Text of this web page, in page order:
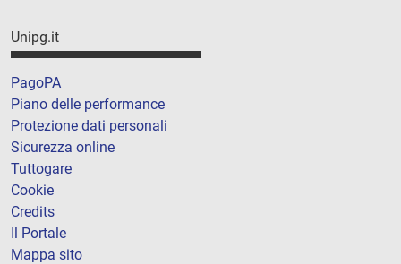
Unipg.it
PagoPA
Piano delle performance
Protezione dati personali
Sicurezza online
Tuttogare
Cookie
Credits
Il Portale
Mappa sito